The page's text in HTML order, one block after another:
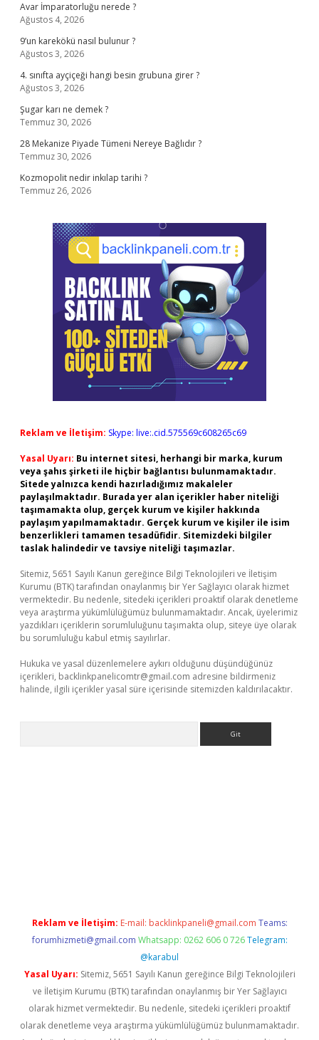
Avar İmparatorluğu nerede ?
Ağustos 4, 2026
9’un karekökü nasıl bulunur ?
Ağustos 3, 2026
4. sınıfta ayçiçeği hangi besin grubuna girer ?
Ağustos 3, 2026
Şugar karı ne demek ?
Temmuz 30, 2026
28 Mekanize Piyade Tümeni Nereye Bağlıdır ?
Temmuz 30, 2026
Kozmopolit nedir inkılap tarihi ?
Temmuz 26, 2026
Reklam ve İletişim: Skype: live:.cid.575569c608265c69
Yasal Uyarı: Bu internet sitesi, herhangi bir marka, kurum
veya şahıs şirketi ile hiçbir bağlantısı bulunmamaktadır.
Sitede yalnızca kendi hazırladığımız makaleler
paylaşılmaktadır. Burada yer alan içerikler haber niteliği
taşımamakta olup, gerçek kurum ve kişiler hakkında
paylaşım yapılmamaktadır. Gerçek kurum ve kişiler ile isim
benzerlikleri tamamen tesadüfidir. Sitemizdeki bilgiler
taslak halindedir ve tavsiye niteliği taşımazlar.
Sitemiz, 5651 Sayılı Kanun gereğince Bilgi Teknolojileri ve İletişim
Kurumu (BTK) tarafından onaylanmış bir Yer Sağlayıcı olarak hizmet
vermektedir. Bu nedenle, sitedeki içerikleri proaktif olarak denetleme
veya araştırma yükümlülüğümüz bulunmamaktadır. Ancak, üyelerimiz
yazdıkları içeriklerin sorumluluğunu taşımakta olup, siteye üye olarak
bu sorumluluğu kabul etmiş sayılırlar.
Hukuka ve yasal düzenlemelere aykırı olduğunu düşündüğünüz
içerikleri, backlinkpanelicomtr@gmail.com adresine bildirmeniz
halinde, ilgili içerikler yasal süre içerisinde sitemizden kaldırılacaktır.
Reklam ve İletişim: E-mail: backlinkpaneli@gmail.com Teams:
forumhizmeti@gmail.com Whatsapp: 0262 606 0 726 Telegram:
@karabul
Yasal Uyarı: Sitemiz, 5651 Sayılı Kanun gereğince Bilgi Teknolojileri
ve İletişim Kurumu (BTK) tarafından onaylanmış bir Yer Sağlayıcı
olarak hizmet vermektedir. Bu nedenle, sitedeki içerikleri proaktif
olarak denetleme veya araştırma yükümlülüğümüz bulunmamaktadır.